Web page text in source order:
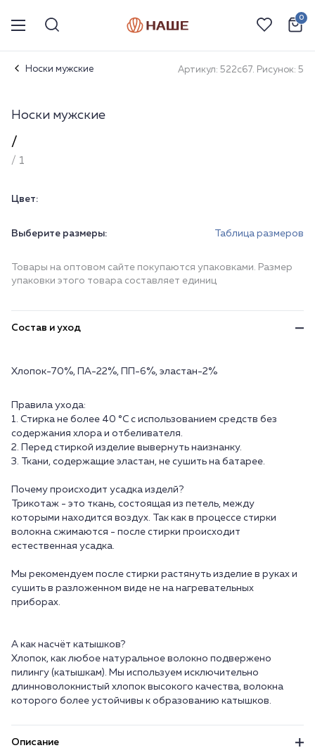
0
Носки мужские Артикул: 522с67. Рисунок: 5
Носки мужские
/
/ 1
Цвет:
Выберите размеры: Таблица размеров
Товары на оптовом сайте покупаются упаковками. Размер
упаковки этого товара составляет единиц
Состав и уход
Хлопок-70%, ПА-22%, ПП-6%, эластан-2%
Правила ухода:
1. Стирка не более 40 °C с использованием средств без
содержания хлора и отбеливателя.
2. Перед стиркой изделие вывернуть наизнанку.
3. Ткани, содержащие эластан, не сушить на батарее.
Почему происходит усадка изделй?
Трикотаж - это ткань, состоящая из петель, между
которыми находится воздух. Так как в процессе стирки
волокна сжимаются - после стирки происходит
естественная усадка.
Мы рекомендуем после стирки растянуть изделие в руках и
сушить в разложенном виде не на нагревательных
приборах.
А как насчёт катышков?
Хлопок, как любое натуральное волокно подвержено
пилингу (катышкам). Мы используем исключительно
длинноволокнистый хлопок высокого качества, волокна
Описание